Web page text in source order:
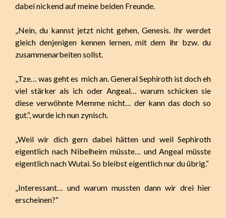
dabei nickend auf meine beiden Freunde.
„Nein, du kannst jetzt nicht gehen, Genesis. Ihr werdet
gleich denjenigen kennen lernen, mit dem ihr bzw. du
zusammenarbeiten sollst.
„Tze… was geht es mich an. General Sephiroth ist doch eh
viel stärker als ich oder Angeal… warum schicken sie
diese verwöhnte Memme nicht… der kann das doch so
gut.“, wurde ich nun zynisch.
„Weil wir dich gern dabei hätten und weil Sephiroth
eigentlich nach Nibelheim müsste… und Angeal müsste
eigentlich nach Wutai. So bleibst eigentlich nur du übrig.“
„Interessant… und warum mussten dann wir drei hier
erscheinen?“